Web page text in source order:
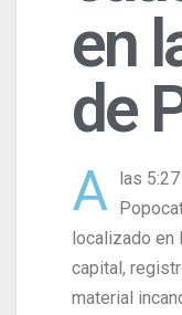
en
de
A las
localizado en
capital,
material